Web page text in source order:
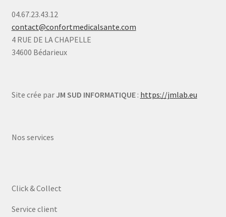
04.67.23.43.12
contact@confortmedicalsante.com
4 RUE DE LA CHAPELLE
34600 Bédarieux
Site crée par JM SUD INFORMATIQUE: https://jmlab.eu
Nos services
Click & Collect
Service client